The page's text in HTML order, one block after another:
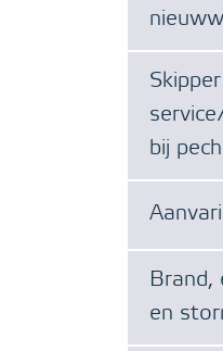
Skipper
bij
Brand,
en